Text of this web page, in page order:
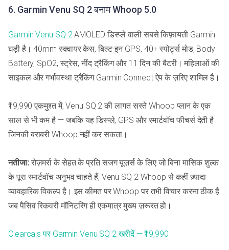
6. Garmin Venu SQ 2 बनाम Whoop 5.0
Garmin Venu SQ 2AMOLED डिस्प्ले वाली सबसे किफ़ायती Garmin
घड़ी है। 40mm स्क्वायर केस, बिल्ट-इन GPS, 40+ स्पोर्ट्स मोड, Body
Battery, SpO2, स्ट्रेस, नींद ट्रैकिंग और 11 दिन की बैटरी। महिलाओं की
साइकल और गर्भावस्था ट्रैकिंग Garmin Connect ऐप के ज़रिए शामिल है।
₹19,990 एकमुश्त में, Venu SQ 2 की लागत सस्ते Whoop प्लान के एक
साल से भी कम है — जबकि यह डिस्प्ले, GPS और स्मार्टवॉच फीचर्स देती है
जिनकी बराबरी Whoop नहीं कर सकता।
नतीजा:रोज़मर्रा के सेहत के प्रति सजग यूज़र्स के लिए जो बिना मासिक शुल्क
के पूरा स्मार्टवॉच अनुभव चाहते हैं, Venu SQ 2 Whoop से कहीं ज़्यादा
व्यावहारिक विकल्प है। इस कीमत पर Whoop पर तभी विचार करना ठीक है
जब पैसिव रिकवरी मॉनिटरिंग ही एकमात्र मुख्य ज़रूरत हो।
Clearcals पर Garmin Venu SQ 2 खरीदें — ₹19,990